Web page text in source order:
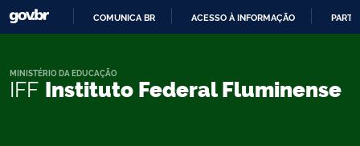
CONTEÚDO
COMUNICA BR ACESSO À INFORMAÇÃO
IFF Instituto Federal Fluminense
MINISTÉRIO DA EDUCAÇÃO